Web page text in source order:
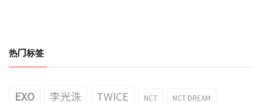
热门标签
EXO 李光洙 TWICE NCT NCT DREAM